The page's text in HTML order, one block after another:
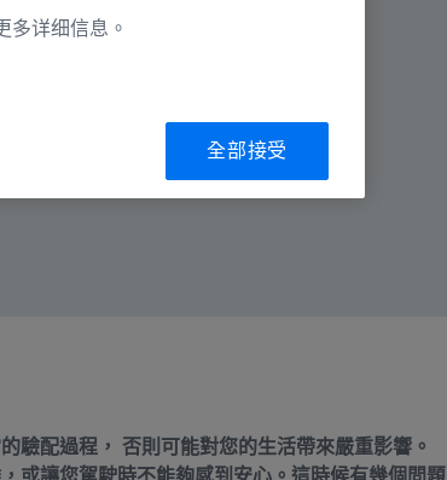
驗配過程， 否則可能對您的生活帶來嚴重影響。
多详细信息。
全部接受